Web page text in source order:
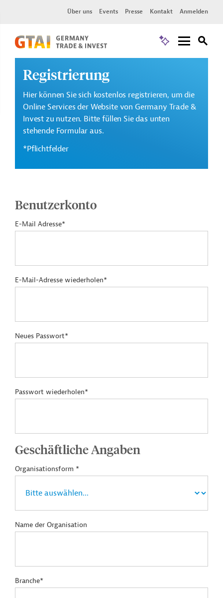
Über uns Events Presse Kontakt Anmelden
Registrierung
Hier können Sie sich kostenlos registrieren, um die
Online Services der Website von Germany Trade &
Invest zu nutzen. Bitte füllen Sie das unten
stehende Formular aus.
*Pflichtfelder
Benutzerkonto
E-Mail Adresse*
E-Mail-Adresse wiederholen*
Neues Passwort*
Passwort wiederholen*
Geschäftliche Angaben
Organisationsform *
Name der Organisation
Branche*